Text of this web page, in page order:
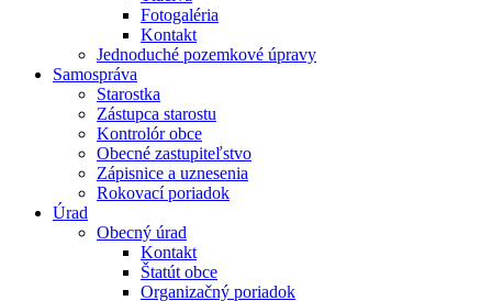
Fotogaléria
Kontakt
Jednoduché pozemkové úpravy
Samospráva
Starostka
Zástupca starostu
Kontrolór obce
Obecné zastupiteľstvo
Zápisnice a uznesenia
Rokovací poriadok
Úrad
Obecný úrad
Kontakt
Štatút obce
Organizačný poriadok